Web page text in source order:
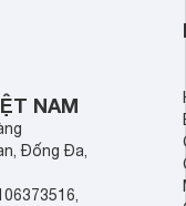
NAM
Đống Đa,